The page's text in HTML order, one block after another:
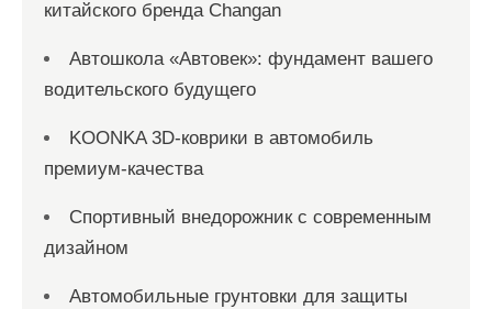
китайского бренда Changan
Автошкола «Автовек»: фундамент вашего
водительского будущего
KOONKA 3D-коврики в автомобиль
премиум-качества
Спортивный внедорожник с современным
дизайном
Автомобильные грунтовки для защиты